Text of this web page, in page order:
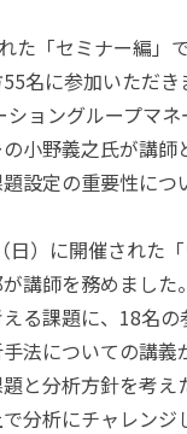
た「セミナー編」
名に参加いただ
ョングループマ
小野義之氏が講
設定の重要性につ
）に開催された
講師を務めまし
る課題に、18名の
法についての講
と分析方針を考
分析にチャレンジ